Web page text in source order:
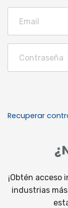
¡Obtén
industrias
Recuperar